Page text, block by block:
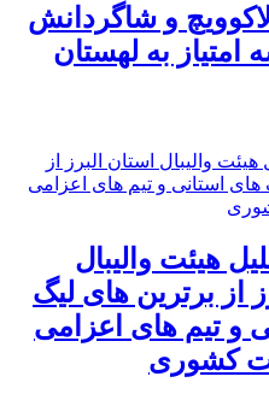
و شاگردانش
امتیاز به لهستان
هیئت والیبال
از برترین های لیگ
و تیم های اعزامی
کشوری